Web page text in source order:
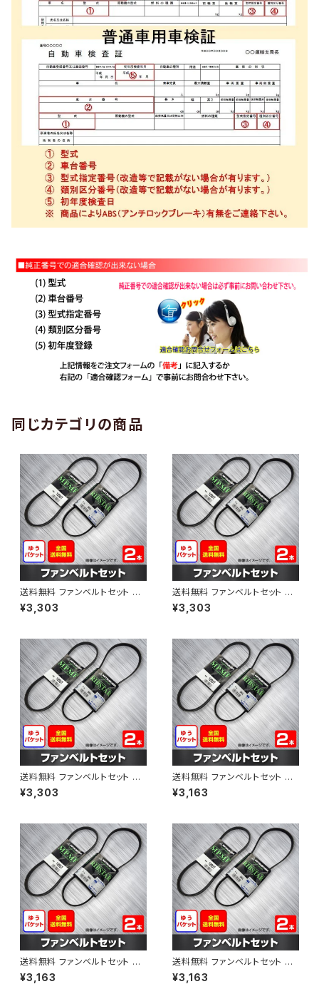
同じカテゴリの商品
送料無料 ファンベルトセット ト
ヨタ プロボックス 型式NCP50
V H24.01～ （国内トップメーカ
¥3,303
送料無料 ファンベルトセット ト
ヨタ プロボックス 型式NCP51V
H24.01～ （国内トップメーカ
¥3,303
送料無料 ファンベルトセット ト
ヨタ プロボックス 型式NCP58
G H24.01～ （国内トップメーカ
¥3,303
送料無料 ファンベルトセット ト
ヨタ プロボックス 型式NCP51V
H15.06～H24.02 （国内トップ
¥3,163
送料無料 ファンベルトセット ト
ヨタ プロボックス 型式NCP58
G H14.06～H15.06 （国内トッ
¥3,163
送料無料 ファンベルトセット ト
ヨタ プロボックス 型式NCP50
V H24.03～ （国内トップメーカ
¥3,163